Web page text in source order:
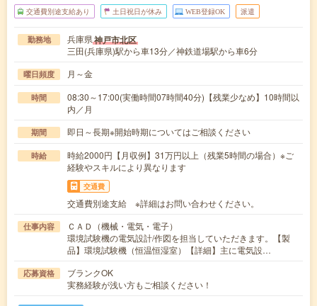
交通費別途支給あり 土日祝日が休み WEB登録OK 派遣
勤務地 兵庫県神戸市北区
三田(兵庫県)駅から車13分／神鉄道場駅から車6分
曜日頻度 月～金
時間
08:30～17:00(実働時間07時間40分)【残業少なめ】10時間以
内／月
期間 即日～長期※開始時期についてはご相談ください
時給
時給2000円【月収例】31万円以上（残業5時間の場合）※ご
経験やスキルにより異なります
交通費
交通費別途支給 ※詳細はお問い合わせください。
仕事内容
ＣＡＤ（機械・電気・電子）
環境試験機の電気設計/作図を担当していただきます。【製
品】環境試験機（恒温恒湿室）【詳細】主に電気設…
応募資格
ブランクOK
実務経験が浅い方もご相談ください！